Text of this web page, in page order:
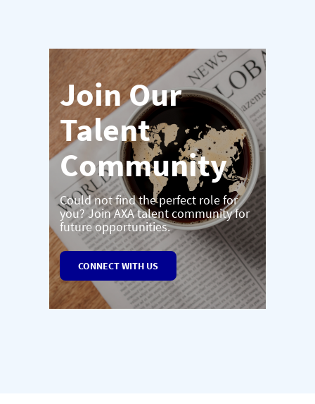
Join Our
Talent
Community
Could not find the perfect role for
you? Join AXA talent community for
future opportunities.
CONNECT WITH US